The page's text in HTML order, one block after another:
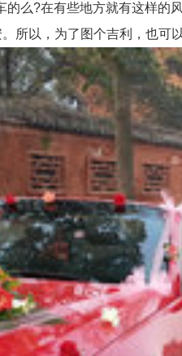
?在有些地方就有这样的
所以，为了图个吉利，也可